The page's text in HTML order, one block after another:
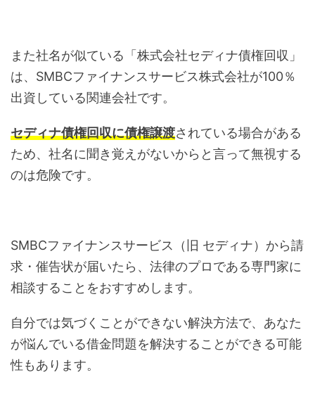
また社名が似ている「株式会社セディナ債権回収」
は、SMBCファイナンスサービス株式会社が100％
出資している関連会社です。
セディナ債権回収に債権譲渡されている場合がある
ため、社名に聞き覚えがないからと言って無視する
のは危険です。
SMBCファイナンスサービス（旧 セディナ）から請
求・催告状が届いたら、法律のプロである専門家に
相談することをおすすめします。
自分では気づくことができない解決方法で、あなた
が悩んでいる借金問題を解決することができる可能
性もあります。